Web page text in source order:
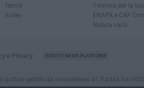
Tennis
Volley
T-innova per la
ENAPA e CAF
Natura varia
e Privacy GOCITY NEWS PLATFORM
portale gestito da InnovaNews srl. Partita iva